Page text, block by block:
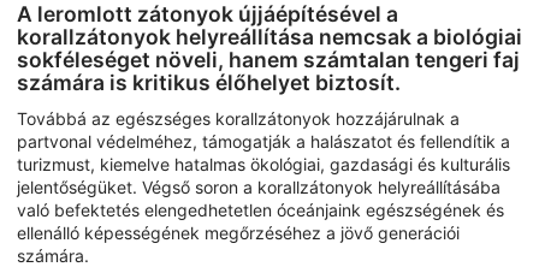
A leromlott zátonyok újjáépítésével a
korallzátonyok helyreállítása nemcsak a biológiai
sokféleséget növeli, hanem számtalan tengeri faj
számára is kritikus élőhelyet biztosít.
Továbbá az egészséges korallzátonyok hozzájárulnak a
partvonal védelméhez, támogatják a halászatot és fellendítik a
turizmust, kiemelve hatalmas ökológiai, gazdasági és kulturális
jelentőségüket. Végső soron a korallzátonyok helyreállításába
való befektetés elengedhetetlen óceánjaink egészségének és
ellenálló képességének megőrzéséhez a jövő generációi
számára.